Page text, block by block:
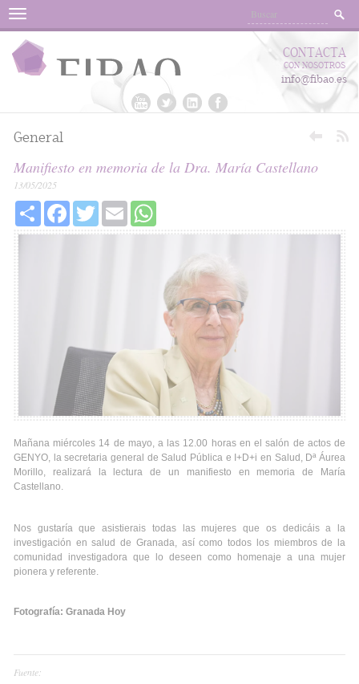
Menu
CONTACTA
CON NOSOTROS
info@fibao.es
General
Manifiesto en memoria de la Dra. María Castellano
13/05/2025
Share FacebookTwitter Email
Mañana miércoles 14 de mayo, a las 12.00 horas en el salón de actos de
GENYO, la secretaria general de Salud Pública e I+D+i en Salud, Dª Áurea
Morillo, realizará la lectura de un manifiesto en memoria de María
Castellano.
Nos gustaría que asistierais todas las mujeres que os dedicáis a la
investigación en salud de Granada, así como todos los miembros de la
comunidad investigadora que lo deseen como homenaje a una mujer
pionera y referente.
Fotografía: Granada Hoy
Fuente: